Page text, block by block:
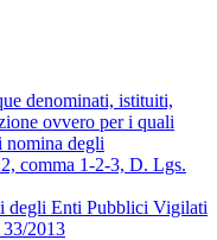
denominati, istituiti,
ovvero per i quali
nomina degli
comma 1-2-3, D. Lgs.
degli Enti Pubblici Vigilati
2013